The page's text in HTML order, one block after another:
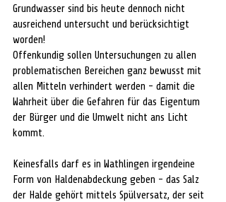
Grundwasser sind bis heute dennoch nicht
ausreichend untersucht und berücksichtigt
worden!
Offenkundig sollen Untersuchungen zu allen
problematischen Bereichen ganz bewusst mit
allen Mitteln verhindert werden - damit die
Wahrheit über die Gefahren für das Eigentum
der Bürger und die Umwelt nicht ans Licht
kommt.
Keinesfalls darf es in Wathlingen irgendeine
Form von Haldenabdeckung geben - das Salz
der Halde gehört mittels Spülversatz, der seit